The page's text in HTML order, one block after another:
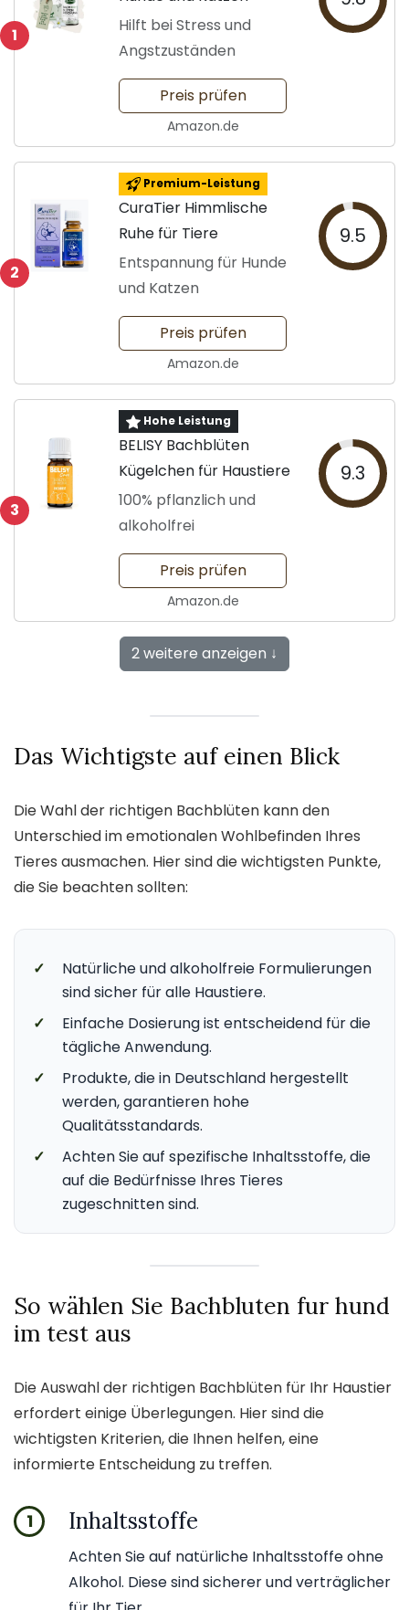
1
Hilft bei Stress und
Angstzuständen
Preis prüfen
Amazon.de
2
Premium-Leistung
CuraTier Himmlische
Ruhe für Tiere
Entspannung für Hunde
und Katzen
9.5
Preis prüfen
Amazon.de
3
Hohe Leistung
BELISY Bachblüten
Kügelchen für Haustiere
100% pflanzlich und
alkoholfrei
9.3
Preis prüfen
Amazon.de
2 weitere anzeigen ↓
Das Wichtigste auf einen Blick
Die Wahl der richtigen Bachblüten kann den
Unterschied im emotionalen Wohlbefinden Ihres
Tieres ausmachen. Hier sind die wichtigsten Punkte,
die Sie beachten sollten:
✓
Natürliche und alkoholfreie Formulierungen
sind sicher für alle Haustiere.
✓
Einfache Dosierung ist entscheidend für die
tägliche Anwendung.
✓
Produkte, die in Deutschland hergestellt
werden, garantieren hohe
Qualitätsstandards.
✓
Achten Sie auf spezifische Inhaltsstoffe, die
auf die Bedürfnisse Ihres Tieres
zugeschnitten sind.
So wählen Sie Bachbluten fur hund
im test aus
Die Auswahl der richtigen Bachblüten für Ihr Haustier
erfordert einige Überlegungen. Hier sind die
wichtigsten Kriterien, die Ihnen helfen, eine
informierte Entscheidung zu treffen.
1 Inhaltsstoffe
Achten Sie auf natürliche Inhaltsstoffe ohne
Alkohol. Diese sind sicherer und verträglicher